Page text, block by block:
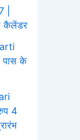
कैलेंडर
पास के
4